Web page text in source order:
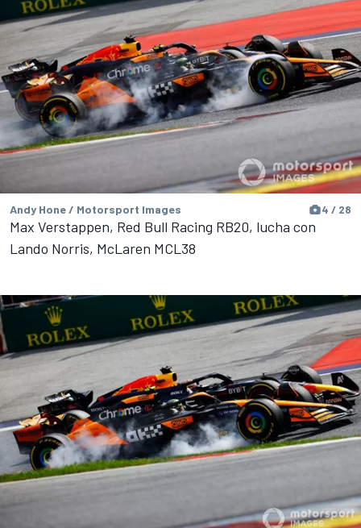
Andy Hone / Motorsport Images 4 / 28
Max Verstappen, Red Bull Racing RB20, lucha con
Lando Norris, McLaren MCL38